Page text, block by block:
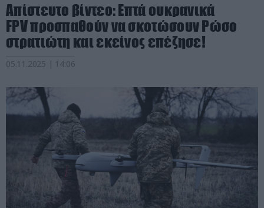
Απίστευτο βίντεο: Επτά ουκρανικά
FPV προσπαθούν να σκοτώσουν Ρώσο
στρατιώτη και εκείνος επέζησε!
05.11.2025 | 14:06